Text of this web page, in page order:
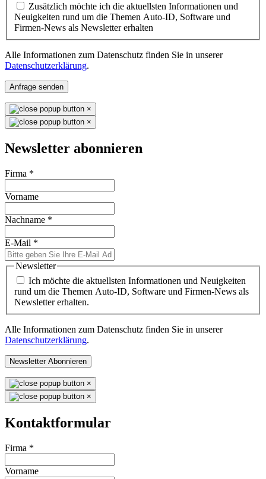
Zusätzlich möchte ich die aktuellsten Informationen und
Neuigkeiten rund um die Themen Auto-ID, Software und
Firmen-News als Newsletter erhalten
Alle Informationen zum Datenschutz finden Sie in unserer
Datenschutzerklärung.
Anfrage senden
×
×
Newsletter abonnieren
Firma *
Vorname
Nachname *
E-Mail *
Newsletter
Ich möchte die aktuellsten Informationen und Neuigkeiten
rund um die Themen Auto-ID, Software und Firmen-News als
Newsletter erhalten.
Alle Informationen zum Datenschutz finden Sie in unserer
Datenschutzerklärung.
Newsletter Abonnieren
×
×
Kontaktformular
Firma *
Vorname